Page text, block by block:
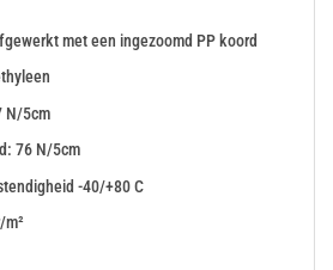
met een ingezoomd PP koord
N/5cm
76 N/5cm
-40/+80 C